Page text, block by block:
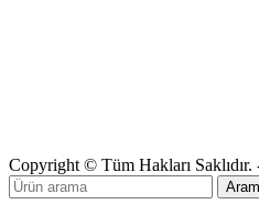
Copyright © Tüm Hakları